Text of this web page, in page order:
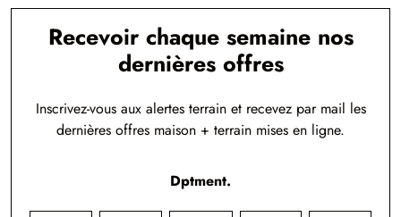
Recevoir chaque semaine nos
dernières offres
Inscrivez-vous aux alertes terrain et recevez par mail les
dernières offres maison + terrain mises en ligne.
Dptment.